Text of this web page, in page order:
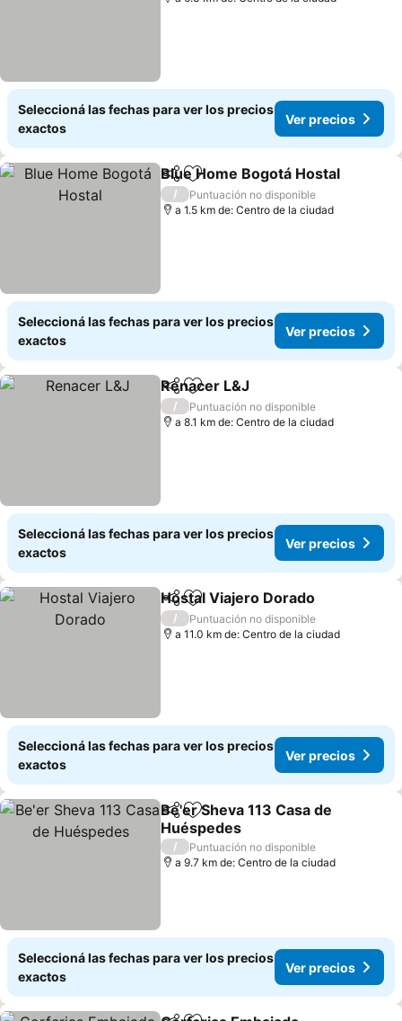
Seleccioná las fechas para ver los precios
exactos
Ver precios
CompartirAñadir a favoritos
Blue Home Bogotá Hostal
/
Puntuación no disponible
a 1.5 km de: Centro de la ciudad
Seleccioná las fechas para ver los precios
exactos
Ver precios
CompartirAñadir a favoritos
Renacer L&J
/
Puntuación no disponible
a 8.1 km de: Centro de la ciudad
Seleccioná las fechas para ver los precios
exactos
Ver precios
CompartirAñadir a favoritos
Hostal Viajero Dorado
/
Puntuación no disponible
a 11.0 km de: Centro de la ciudad
Seleccioná las fechas para ver los precios
exactos
Ver precios
CompartirAñadir a favoritos
Be'er Sheva 113 Casa de
Huéspedes
Ver precios
/
Puntuación no disponible
a 9.7 km de: Centro de la ciudad
Seleccioná las fechas para ver los precios
exactos
Ver precios